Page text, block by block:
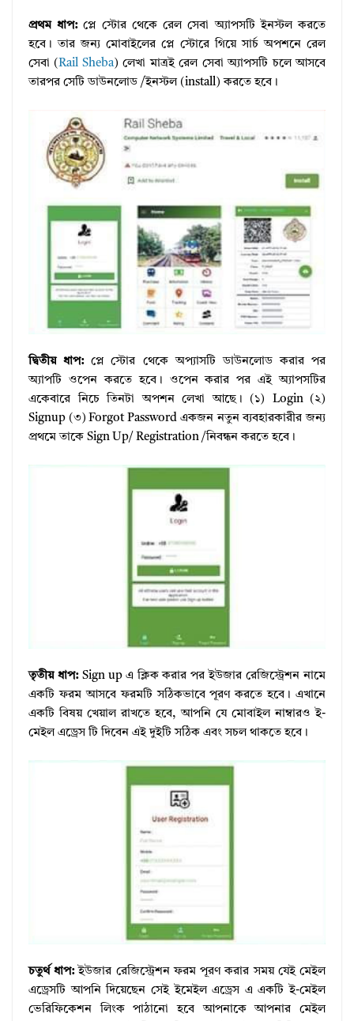
প্রথম ধাপ:প্লে স্টোর থেকে রেল সেবা অ্যাপসটি ইনস্টল করতে
হবে। তার জন্য মোবাইলের প্লে স্টোরে গিয়ে সার্চ অপশনে রেল
সেবা (Rail Sheba) লেখা মাত্রই রেল সেবা অ্যাপসটি চলে আসবে
তারপর সেটি ডাউনলোড /ইনস্টল (install) করতে হবে।
দ্বিতীয় ধাপ:প্লে স্টোর থেকে অপ্যাসটি ডাউনলোড করার পর
অ্যাপটি ওপেন করতে হবে। ওপেন করার পর এই অ্যাপসটির
একেবারে নিচে তিনটা অপশন লেখা আছে। (১) Login (২)
Signup (৩) Forgot Password একজন নতুন ব্যবহারকারীর জন্য
প্রথমে তাকে Sign Up/ Registration /নিবন্ধন করতে হবে।
তৃতীয় ধাপ:Sign up এ ক্লিক করার পর ইউজার রেজিস্ট্রেশন নামে
একটি ফরম আসবে ফরমটি সঠিকভাবে পূরণ করতে হবে। এখানে
একটি বিষয় খেয়াল রাখতে হবে, আপনি যে মোবাইল নাম্বারও ই-
মেইল এড্রেস টি দিবেন এই দুইটি সঠিক এবং সচল থাকতে হবে।
চতুর্থ ধাপ:ইউজার রেজিস্ট্রেশন ফরম পূরণ করার সময় যেই মেইল
এড্রেসটি আপনি দিয়েছেন সেই ইমেইল এড্রেস এ একটি ই-মেইল
ভেরিফিকেশন লিংক পাঠানো হবে আপনাকে আপনার মেইল